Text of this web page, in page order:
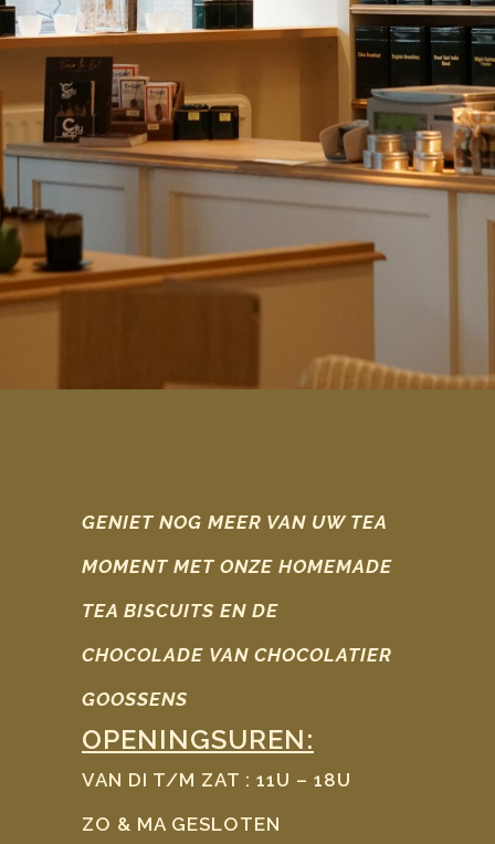
GENIET NOG MEER VAN UW TEA
MOMENT MET ONZE HOMEMADE
TEA BISCUITS EN DE
CHOCOLADE VAN CHOCOLATIER
GOOSSENS
OPENINGSUREN:
VAN DI T/M ZAT : 11U – 18U
ZO & MA GESLOTEN